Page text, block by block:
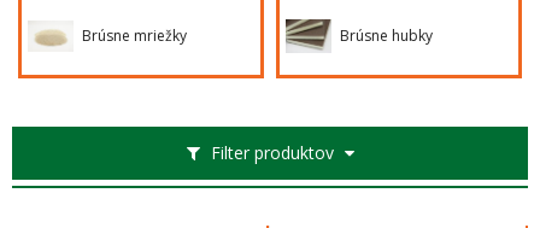
Brúsne mriežky Brúsne hubky
Filter produktov